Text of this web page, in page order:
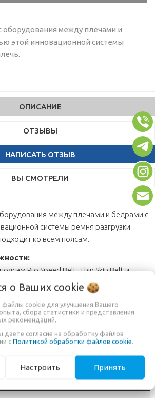
оборудования между плечами и
этой инновационной системы
ОПИСАНИЕ
ОТЗЫВЫ
НАПИСАТЬ ОТЗЫВ
ВЫ СМОТРЕЛИ
между плечами и бедрами с
системы ремня разгрузки
ко всем поясам.
Pro Speed Belt, Thin Skin Belt и
хорошо складывается
для поддержки Camera Support
ИНФОРМАЦИЯ
о Ваших cookie
файлы cookie для улучшения Вашего
сбора статистики и представления
рекомендаций.
даете согласие на обработку файлов
с Политикой обработки файлов cookie.
Настроить Принять